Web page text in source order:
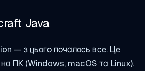
Java
— з цього почалось все. Це
на ПК (Windows, macOS та Linux).